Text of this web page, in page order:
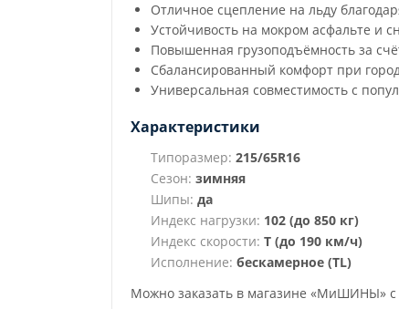
Отличное сцепление на льду
Устойчивость на мокром асфальте и
Повышенная грузоподъёмность за
Сбалансированный комфорт при
Универсальная совместимость с
Характеристики
Типоразмер: 215/65R16
Сезон: зимняя
Шипы: да
Индекс нагрузки: 102 (до 850 кг)
Индекс скорости: T (до 190 км/ч)
Исполнение: бескамерное (TL)
Можно заказать в магазине «МиШИНЫ» с